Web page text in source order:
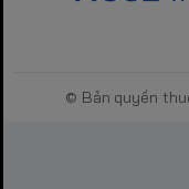
© Bản quyền